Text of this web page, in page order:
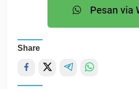
Share